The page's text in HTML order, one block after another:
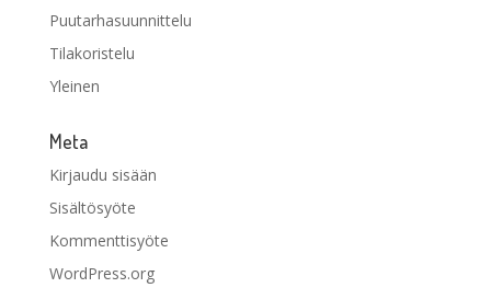
Puutarhasuunnittelu
Tilakoristelu
Yleinen
Meta
Kirjaudu sisään
Sisältösyöte
Kommenttisyöte
WordPress.org